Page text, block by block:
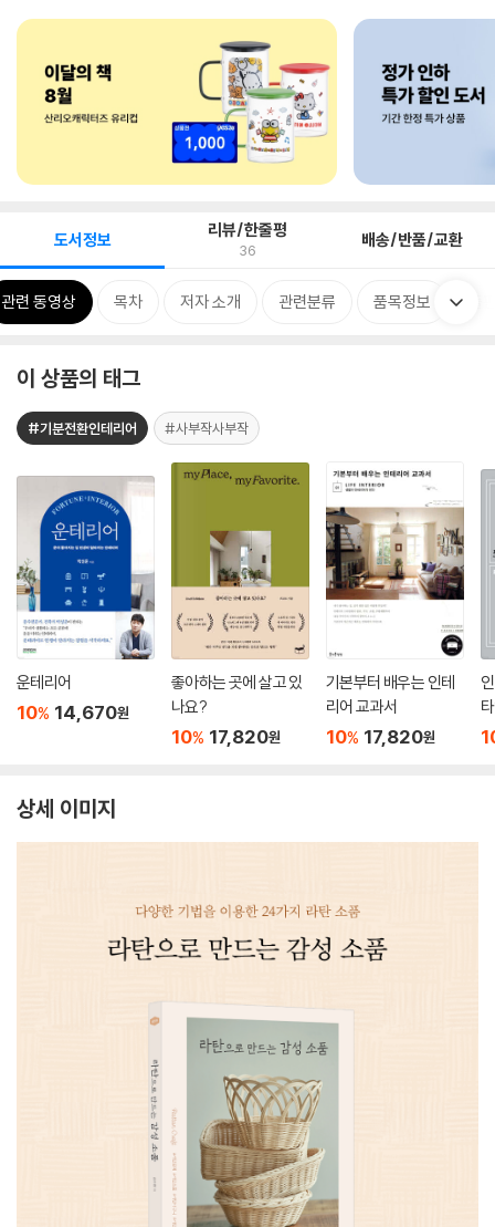
도서정보 리뷰/한줄평
36 배송/반품/교환
관련 동영상 목차 저자 소개 관련분류 품목정보
이 상품의 태그
#기분전환인테리어 #사부작사부작
운테리어
10% 14,670원
좋아하는 곳에 살고 있
나요?
10% 17,820원
기본부터 배우는 인테
리어 교과서
10% 17,820원
상세 이미지